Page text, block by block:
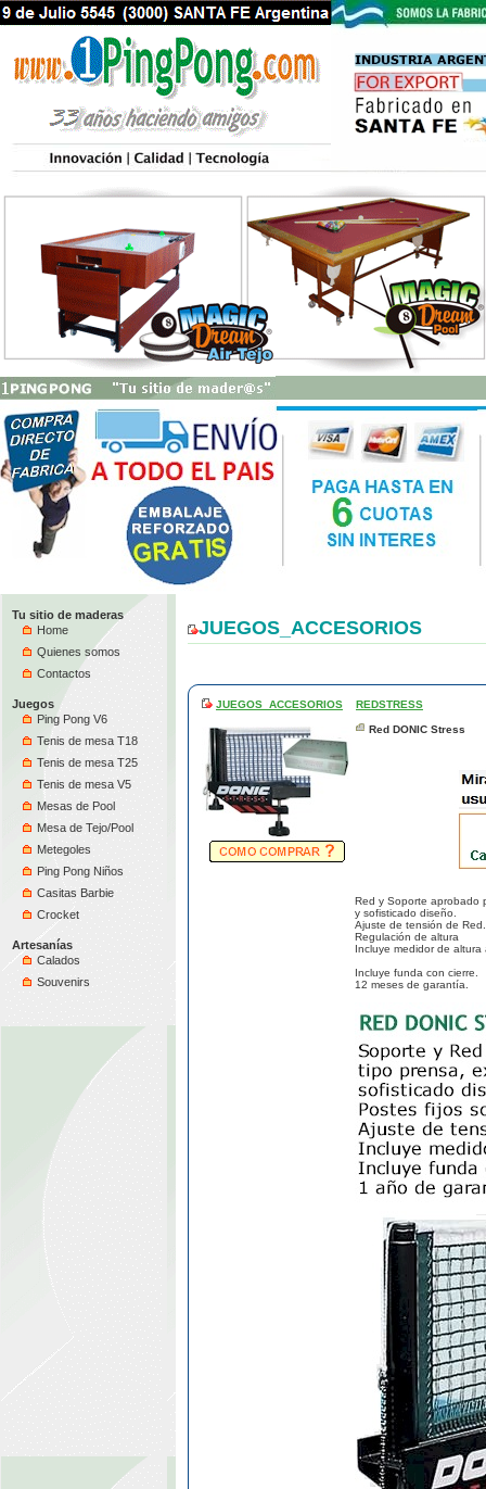
Tu sitio de maderas
Home
Quienes somos
Contactos
Juegos
Ping Pong V6
Tenis de mesa T18
Tenis de mesa T25
Tenis de mesa V5
Mesas de Pool
Mesa de Tejo/Pool
Metegoles
Ping Pong Niños
Casitas Barbie
Crocket
Artesanías
Calados
Souvenirs
JUEGOS_ACCESORIOS
JUEGOS_ACCESORIOS REDSTRESS
Red DONIC Stress
Red y Soporte aprobado
y sofisticado diseño.
Ajuste de tensión de Red.
Regulación de altura
Incluye medidor de altura
Incluye funda con cierre.
12 meses de garantía.